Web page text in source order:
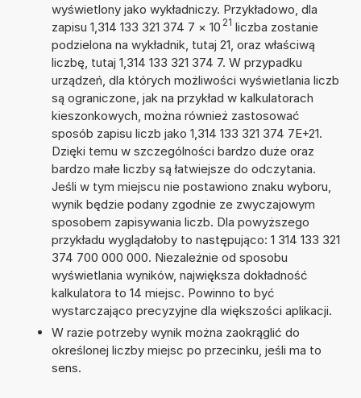
wyświetlony jako wykładniczy. Przykładowo, dla
zapisu 1,314 133 321 374 7 × 10 21 liczba zostanie
podzielona na wykładnik, tutaj 21, oraz właściwą
liczbę, tutaj 1,314 133 321 374 7. W przypadku
urządzeń, dla których możliwości wyświetlania liczb
są ograniczone, jak na przykład w kalkulatorach
kieszonkowych, można również zastosować
sposób zapisu liczb jako 1,314 133 321 374 7E+21.
Dzięki temu w szczególności bardzo duże oraz
bardzo małe liczby są łatwiejsze do odczytania.
Jeśli w tym miejscu nie postawiono znaku wyboru,
wynik będzie podany zgodnie ze zwyczajowym
sposobem zapisywania liczb. Dla powyższego
przykładu wyglądałoby to następująco: 1 314 133 321
374 700 000 000. Niezależnie od sposobu
wyświetlania wyników, największa dokładność
kalkulatora to 14 miejsc. Powinno to być
wystarczająco precyzyjne dla większości aplikacji.
W razie potrzeby wynik można zaokrąglić do
określonej liczby miejsc po przecinku, jeśli ma to
sens.